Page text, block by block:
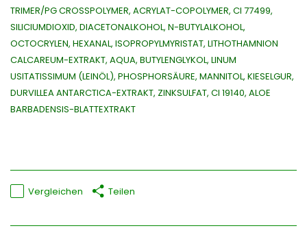
TRIMER/PG CROSSPOLYMER, ACRYLAT-COPOLYMER, CI 77499,
SILICIUMDIOXID, DIACETONALKOHOL, N-BUTYLALKOHOL,
OCTOCRYLEN, HEXANAL, ISOPROPYLMYRISTAT, LITHOTHAMNION
CALCAREUM-EXTRAKT, AQUA, BUTYLENGLYKOL, LINUM
USITATISSIMUM (LEINÖL), PHOSPHORSÄURE, MANNITOL, KIESELGUR,
DURVILLEA ANTARCTICA-EXTRAKT, ZINKSULFAT, CI 19140, ALOE
BARBADENSIS-BLATTEXTRAKT
Vergleichen Teilen